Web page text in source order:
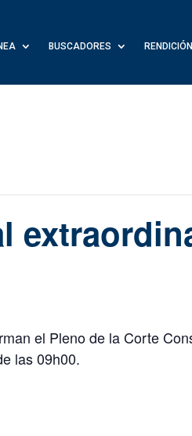
BUSCADORES
el Pleno de la Corte
las 09h00.